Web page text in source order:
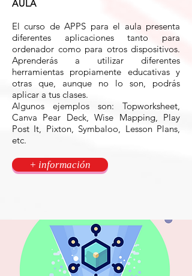
AULA
El curso de APPS para el aula presenta
diferentes aplicaciones tanto para
ordenador como para otros dispositivos.
Aprenderás a utilizar diferentes
herramientas propiamente educativas y
otras que, aunque no lo son, podrás
aplicar a tus clases.
Algunos ejemplos son: Topworksheet,
Canva Pear Deck, Wise Mapping, Play
Post It, Pixton, Symbaloo, Lesson Plans,
etc.
+ información